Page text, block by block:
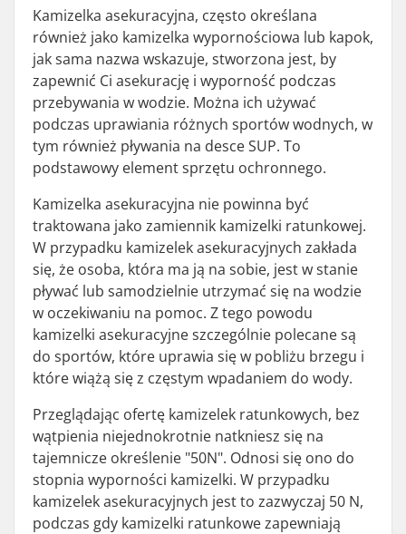
Kamizelka asekuracyjna, często określana
również jako kamizelka wypornościowa lub kapok,
jak sama nazwa wskazuje, stworzona jest, by
zapewnić Ci asekurację i wyporność podczas
przebywania w wodzie. Można ich używać
podczas uprawiania różnych sportów wodnych, w
tym również pływania na desce SUP. To
podstawowy element sprzętu ochronnego.
Kamizelka asekuracyjna nie powinna być
traktowana jako zamiennik kamizelki ratunkowej.
W przypadku kamizelek asekuracyjnych zakłada
się, że osoba, która ma ją na sobie, jest w stanie
pływać lub samodzielnie utrzymać się na wodzie
w oczekiwaniu na pomoc. Z tego powodu
kamizelki asekuracyjne szczególnie polecane są
do sportów, które uprawia się w pobliżu brzegu i
które wiążą się z częstym wpadaniem do wody.
Przeglądając ofertę kamizelek ratunkowych, bez
wątpienia niejednokrotnie natkniesz się na
tajemnicze określenie "50N". Odnosi się ono do
stopnia wyporności kamizelki. W przypadku
kamizelek asekuracyjnych jest to zazwyczaj 50 N,
podczas gdy kamizelki ratunkowe zapewniają